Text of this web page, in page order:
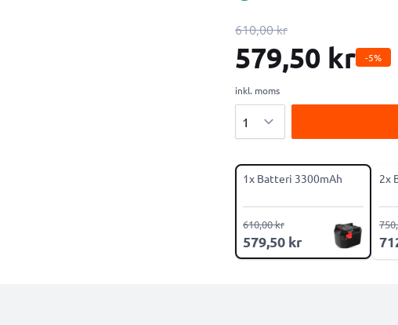
610,00 kr
579,50 kr -5%
inkl. moms
1x Batteri 3300mAh
579,50 kr
610,00 kr
2x